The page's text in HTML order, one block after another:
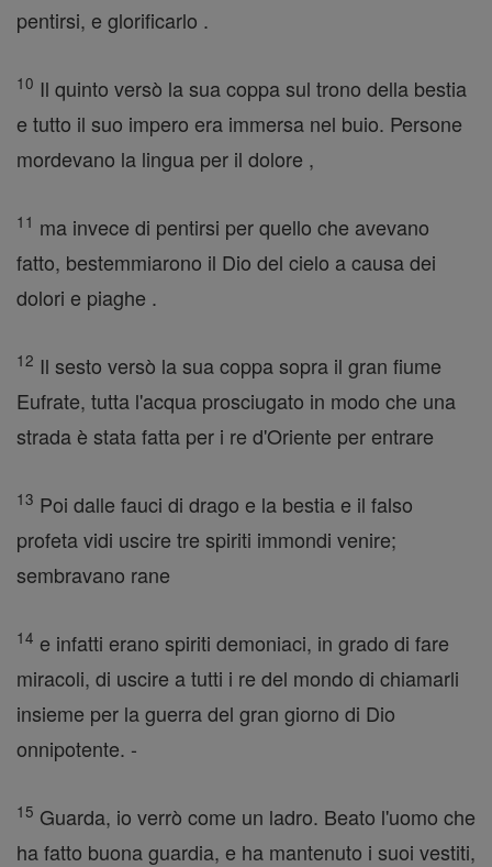
pentirsi, e glorificarlo .
10 Il quinto versò la sua coppa sul trono della bestia
e tutto il suo impero era immersa nel buio. Persone
mordevano la lingua per il dolore ,
11 ma invece di pentirsi per quello che avevano
fatto, bestemmiarono il Dio del cielo a causa dei
dolori e piaghe .
12 Il sesto versò la sua coppa sopra il gran fiume
Eufrate, tutta l'acqua prosciugato in modo che una
strada è stata fatta per i re d'Oriente per entrare
13 Poi dalle fauci di drago e la bestia e il falso
profeta vidi uscire tre spiriti immondi venire;
sembravano rane
14 e infatti erano spiriti demoniaci, in grado di fare
miracoli, di uscire a tutti i re del mondo di chiamarli
insieme per la guerra del gran giorno di Dio
onnipotente. -
15 Guarda, io verrò come un ladro. Beato l'uomo che
ha fatto buona guardia, e ha mantenuto i suoi vestiti,